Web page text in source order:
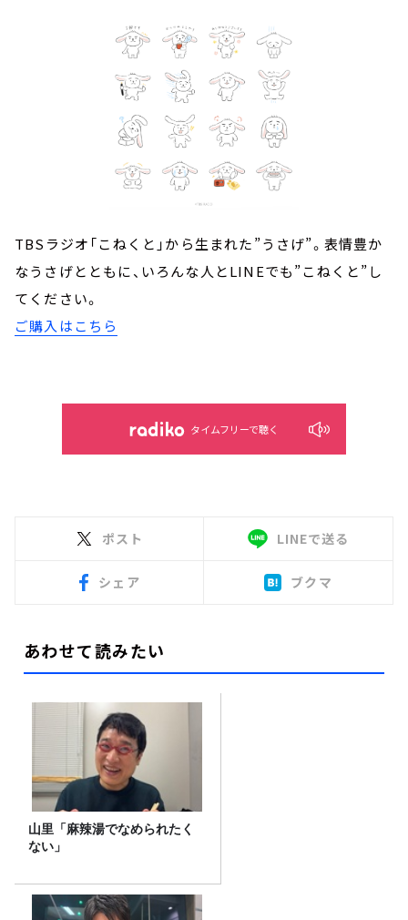
TBSラジオ「こねくと」から生まれた”うさげ”。表情豊か
なうさげとともに、いろんな人とLINEでも”こねくと”し
てください。
ご購入はこちら
タイムフリーで聴く
ポスト LINEで送る
シェア ブクマ
あわせて読みたい
山里「麻辣湯でなめられたく
ない」